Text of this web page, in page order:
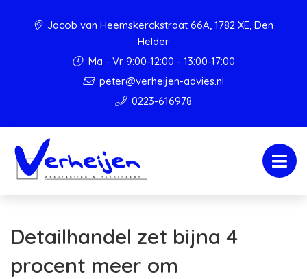
Jacob van Heemskerckstraat 66A, 1782 XE, Den
Helder
Ma - Vr 9:00-12:00 - 13:00-17:00
peter@verheijen-advies.nl
0223-616978
Detailhandel zet bijna 4
procent meer om